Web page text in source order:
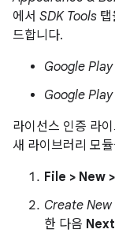
에서 SDK Tools
드합니다.
Google Play
Google Play
라이선스 인증 라
새 라이브러리 모
File > New
Create
한 다음 Next